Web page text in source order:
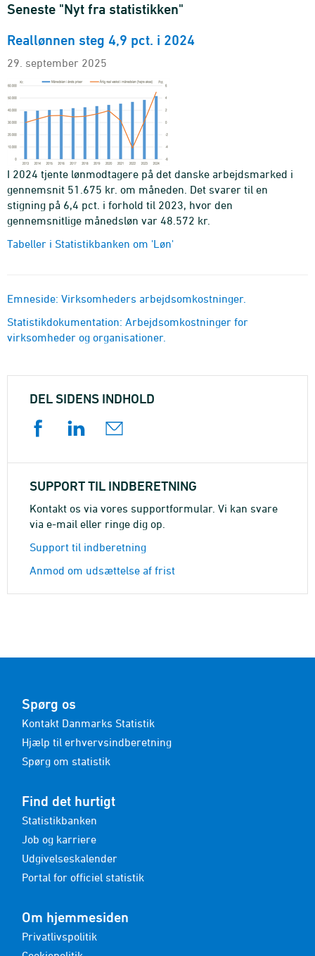
Seneste "Nyt fra statistikken"
Reallønnen steg 4,9 pct. i 2024
29. september 2025
I 2024 tjente lønmodtagere på det danske arbejdsmarked i
gennemsnit 51.675 kr. om måneden. Det svarer til en
stigning på 6,4 pct. i forhold til 2023, hvor den
gennemsnitlige månedsløn var 48.572 kr.
Tabeller i Statistikbanken om 'Løn'
Emneside: Virksomheders arbejdsomkostninger.
Statistikdokumentation: Arbejdsomkostninger for
virksomheder og organisationer.
DEL SIDENS INDHOLD
SUPPORT TIL INDBERETNING
Kontakt os via vores supportformular. Vi kan svare
via e-mail eller ringe dig op.
Support til indberetning
Anmod om udsættelse af frist
Spørg os
Kontakt Danmarks Statistik
Hjælp til erhvervsindberetning
Spørg om statistik
Find det hurtigt
Statistikbanken
Job og karriere
Udgivelseskalender
Portal for officiel statistik
Om hjemmesiden
Privatlivspolitik